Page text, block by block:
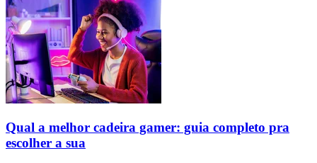
Qual a melhor cadeira gamer: guia completo pra
escolher a sua